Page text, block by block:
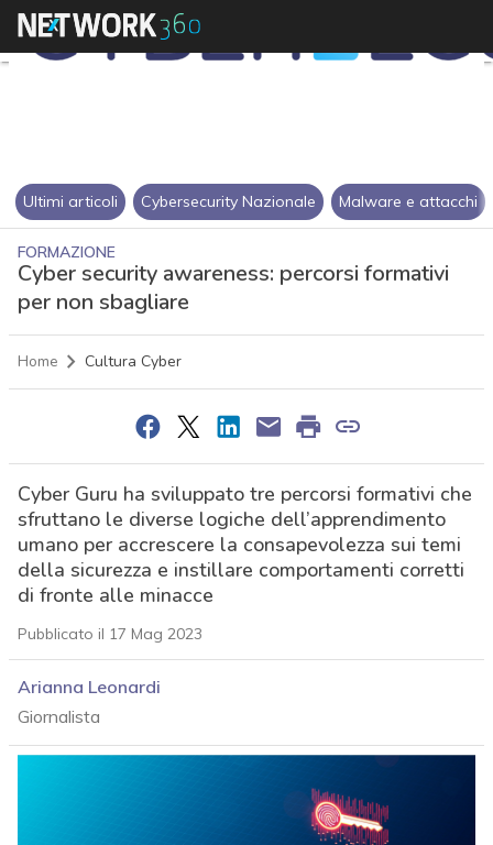
Ultimi articoli Cybersecurity Nazionale Malware e attacchi
FORMAZIONE
Cyber security awareness: percorsi formativi
per non sbagliare
Home Cultura Cyber
Cyber Guru ha sviluppato tre percorsi formativi che
sfruttano le diverse logiche dell’apprendimento
umano per accrescere la consapevolezza sui temi
della sicurezza e instillare comportamenti corretti
di fronte alle minacce
Pubblicato il 17 Mag 2023
Arianna Leonardi
Giornalista